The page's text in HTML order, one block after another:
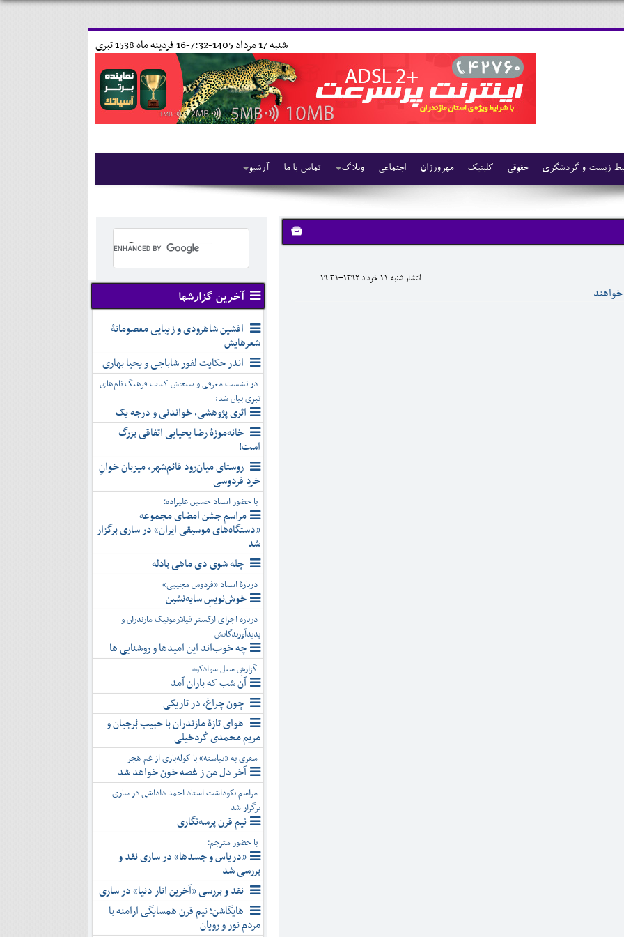
16 فردينه ماه 1538 تبری شنبه 17 مرداد 1405-7:32-
آرشیو تماس با ما وبلاگ اجتماعی مهرورزان کلینیک حقوقی زیست و گردشگری
انتشار:شنبه 11 خرداد 1392-19:31
آخرین گزارشها
افشین شاهرودی و زیبایی معصومانۀ
شعرهایش
اندر حکایت لفور شاباجی و یحیا بهاری
در نشست معرفی و سنجش کتاب فرهنگ نام‌های
تبری بیان شد:
اثری پژوهشی، خواندنی و درجه یک
خانه‌موزۀ رضا یحیایی اتفاقی بزرگ
است!
روستای میان‌رود قائم‌شهر، میزبان خوانِ
خردِ فردوسی
با حضور استاد حسین علیزاده؛
مراسم جشن امضای مجموعه
«دستگاه‌های موسیقی ایران» در ساری برگزار
شد
چله شوی دی ماهی بادله
دربارۀ استاد «فردوس مجیبی»
خوش‌نویسِ سایه‌نشین
درباره اجرای ارکستر فیلارمونیک مازندران و
پدیدآورندگانش
چه خوب‌اند این امیدها و روشنایی ها
گزارشِ سیل سوادکوه
آن شب که باران آمد
چون چراغ، در تاریکی
هوای تازۀ مازندران با حبیب بُرجیان و
مریم محمدی کُردخیلی
سفری به «نیاسته» با کوله‌باری از غم هجر
آخر دل من ز غصه خون خواهد شد
مراسم نکوداشت استاد احمد داداشی در ساری
برگزار شد
نیم قرن پرسه‌نگاری
با حضور مترجم؛
«دریاس و جسدها» در ساری نقد و
بررسی شد
نقد و بررسی «آخرین انار دنیا» در ساری
هایگاشن؛ نیم قرن همسایگی ارامنه با
مردم نور و رویان